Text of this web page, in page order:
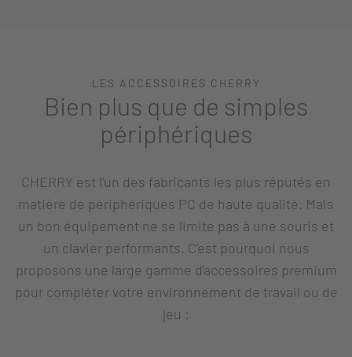
LES ACCESSOIRES CHERRY
Bien plus que de simples
périphériques
CHERRY est l’un des fabricants les plus réputés en
matière de périphériques PC de haute qualité. Mais
un bon équipement ne se limite pas à une souris et
un clavier performants. C’est pourquoi nous
proposons une large gamme d’accessoires premium
pour compléter votre environnement de travail ou de
jeu :